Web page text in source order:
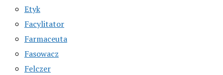
Etyk
Facylitator
Farmaceuta
Fasowacz
Felczer